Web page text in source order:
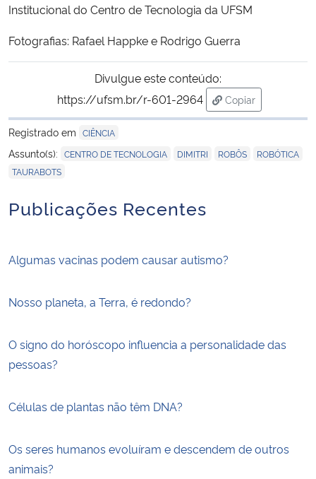
Institucional do Centro de Tecnologia da UFSM
Fotografias: Rafael Happke e Rodrigo Guerra
Divulgue este conteúdo:
https://ufsm.br/r-601-2964
Copiar
para área de
Registrado em CIÊNCIA
Assunto(s): CENTRO DE TECNOLOGIA DIMITRI ROBÔS ROBÓTICA
TAURABOTS
Publicações Recentes
Algumas vacinas podem causar autismo?
Nosso planeta, a Terra, é redondo?
O signo do horóscopo influencia a personalidade das
pessoas?
Células de plantas não têm DNA?
Os seres humanos evoluíram e descendem de outros
animais?